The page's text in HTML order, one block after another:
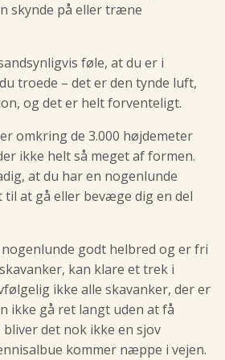
skynde på eller træne
føle, at du er i
troede – det er den tynde luft,
og det er helt forventeligt.
omkring de 3.000 højdemeter
ikke helt så meget af formen.
at du har en nogenlunde
at gå eller bevæge dig en del
godt helbred og er fri
kan klare et trek i
ikke alle skavanker, der er
ikke gå ret langt uden at få
det nok ikke en sjov
kommer næppe i vejen.